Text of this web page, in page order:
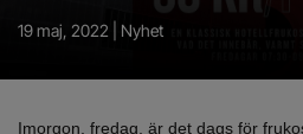
19 maj, 2022 | Nyhet
Imorgon, fredag, är det dags för